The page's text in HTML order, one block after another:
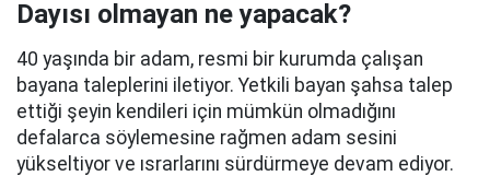
Dayısı olmayan ne yapacak?
40 yaşında bir adam, resmi bir kurumda çalışan
bayana taleplerini iletiyor. Yetkili bayan şahsa talep
ettiği şeyin kendileri için mümkün olmadığını
defalarca söylemesine rağmen adam sesini
yükseltiyor ve ısrarlarını sürdürmeye devam ediyor.